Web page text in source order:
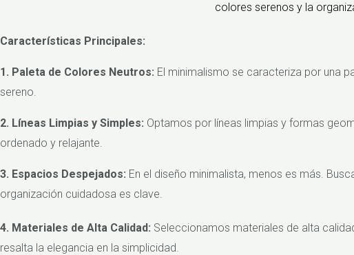
colores serenos y la
Características Principales:
1. Paleta de Colores Neutros: El minimalismo se caracteriza por una
sereno.
2. Líneas Limpias y Simples: Optamos por líneas limpias y formas
ordenado y relajante.
3. Espacios Despejados: En el diseño minimalista, menos es más.
organización cuidadosa es clave.
4. Materiales de Alta Calidad: Seleccionamos materiales de alta
resalta la elegancia en la simplicidad.